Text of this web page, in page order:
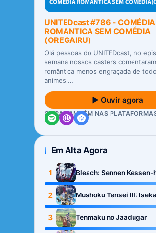
UNITEDcast #786 - COMÉDIA
ROMANTICA SEM COMÉDIA
(OREGAIRU)
Olá pessoas do UNITEDcast, no
semana nossos casters
romântica menos engraçada de
animes,…
▶ Ouvir agora
OUÇA TAMBÉM NAS
Em Alta Agora
1
Bleach: Sennen Kessen-
Kashin-tan
2
Mushoku Tensei III:
Ittara Honki Dasu
3 Tenmaku no Jaadugar